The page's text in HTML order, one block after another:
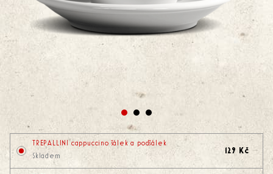
1 2 3
TREPALLINI cappuccino šálek a podšálek
Skladem
129 Kč